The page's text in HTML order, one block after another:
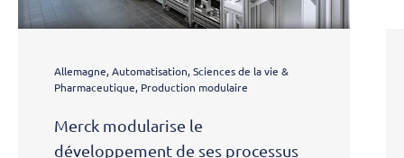
Allemagne, Automatisation, Sciences de la vie &
Pharmaceutique, Production modulaire
Merck modularise le
développement de ses processus